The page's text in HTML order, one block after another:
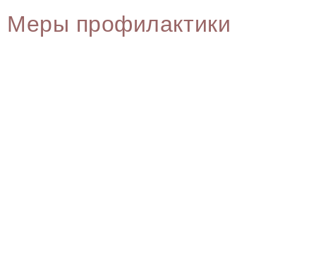
Меры профилактики